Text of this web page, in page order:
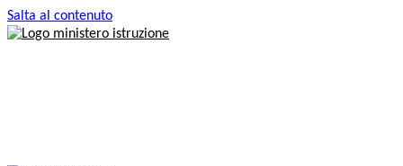
Salta al contenuto